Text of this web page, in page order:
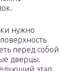
нужно
перед собой
дверцы.
этап.